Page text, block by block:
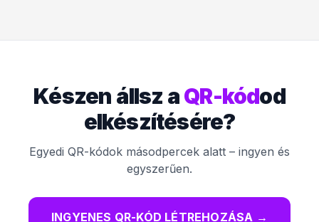
Készen állsz aQR-kódod
elkészítésére?
Egyedi QR-kódok másodpercek alatt – ingyen és
egyszerűen.
INGYENES QR-KÓD LÉTREHOZÁSA →